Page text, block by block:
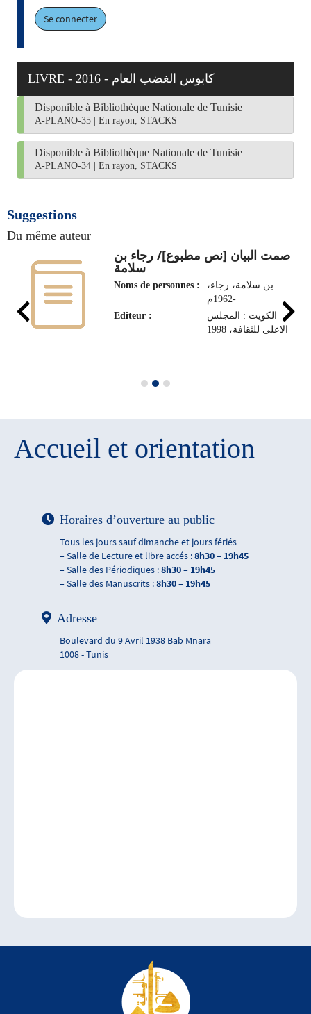
Se connecter
LIVRE - 2016 - كابوس الغضب العام
Disponible à Bibliothèque Nationale de Tunisie
A-PLANO-35 En rayon, STACKS
Disponible à Bibliothèque Nationale de Tunisie
A-PLANO-34 En rayon, STACKS
Suggestions
Du même auteur
صمت البيان [نص مطبوع]/ رجاء بن
سلامة
Noms de personnes :
بن سلامة، رجاء،
1962م-
Editeur :
الكويت : المجلس
الاعلى للثقافة، 1998
Accueil et orientation
Horaires d’ouverture au public
Tous les jours sauf dimanche et jours fériés
– Salle de Lecture et libre accés :8h30 – 19h45
– Salle des Périodiques :8h30 – 19h45
– Salle des Manuscrits :8h30 – 19h45
Adresse
Boulevard du 9 Avril 1938 Bab Mnara
1008 - Tunis